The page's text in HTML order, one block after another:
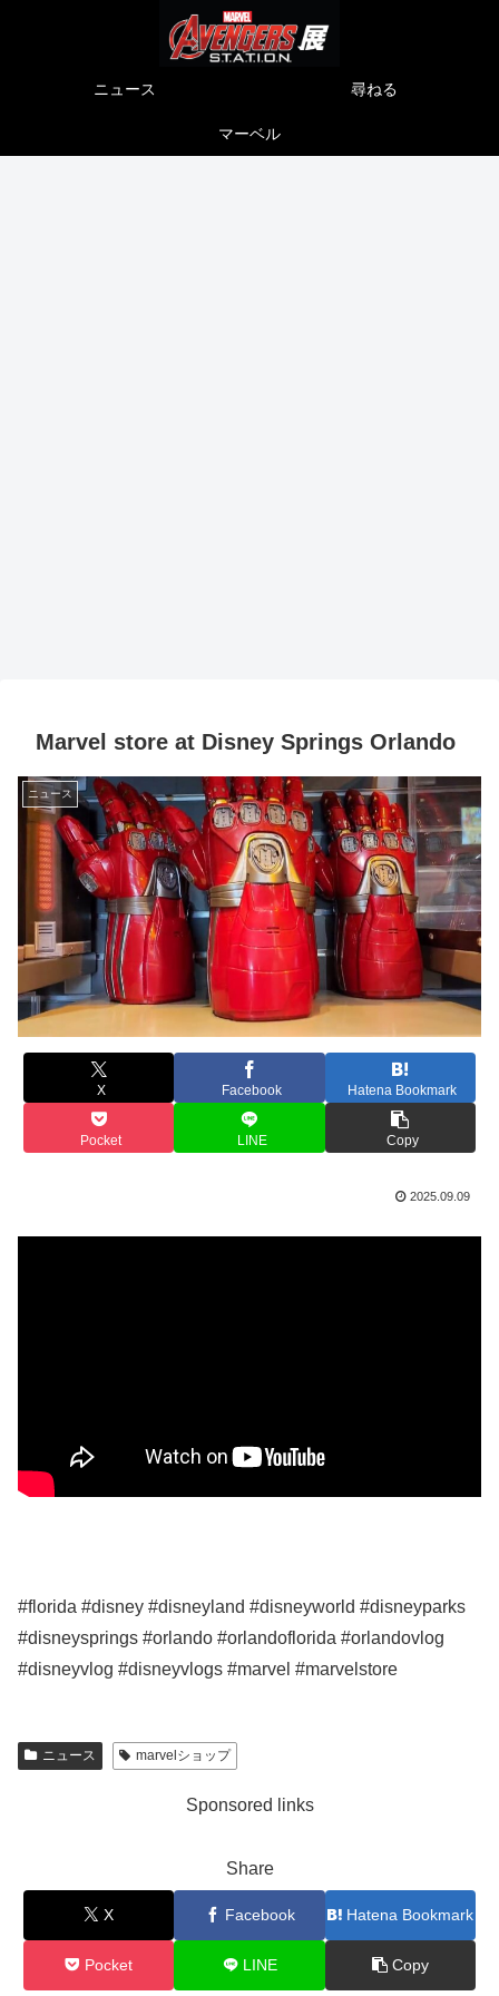
ニュース 尋ねる
マーベル
Marvel store at Disney Springs Orlando
ニュース
X Facebook Hatena Bookmark
Pocket LINE Copy
2025.09.09
#florida #disney #disneyland #disneyworld #disneyparks
#disneysprings #orlando #orlandoflorida #orlandovlog
#disneyvlog #disneyvlogs #marvel #marvelstore
ニュース marvelショップ
Sponsored links
Share
X Facebook Hatena Bookmark
Pocket LINE Copy